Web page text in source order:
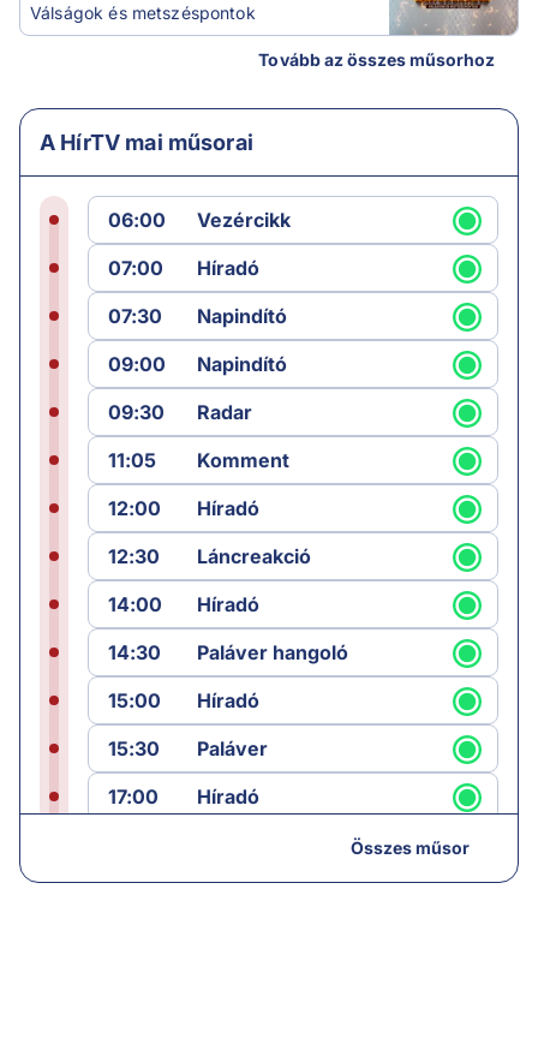
Válságok és metszéspontok
Tovább az összes műsorhoz
A HírTV mai műsorai
06:00
Vezércikk
07:00
Híradó
07:30
Napindító
09:00
Napindító
09:30
Radar
11:05
Komment
12:00
Híradó
12:30
Láncreakció
14:00
Híradó
14:30
Paláver hangoló
15:00
Híradó
15:30
Paláver
17:00
Híradó
Összes műsor